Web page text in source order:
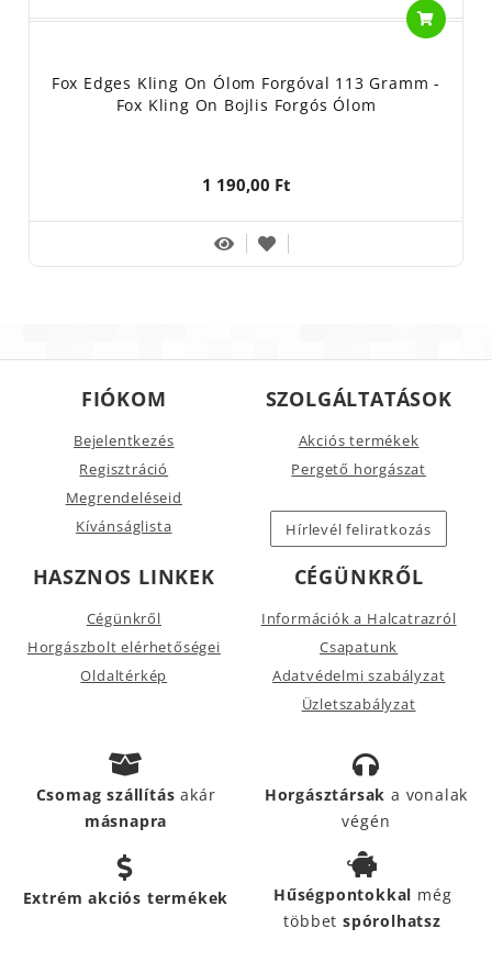
Fox Edges Kling On Ólom Forgóval 113 Gramm -
Fox Kling On Bojlis Forgós Ólom
1 190,00 Ft
FIÓKOM
Bejelentkezés
Regisztráció
Megrendeléseid
Kívánságlista
SZOLGÁLTATÁSOK
Akciós termékek
Pergető horgászat
Hírlevél feliratkozás
HASZNOS LINKEK
Cégünkről
Horgászbolt elérhetőségei
Oldaltérkép
CÉGÜNKRŐL
Információk a Halcatrazról
Csapatunk
Adatvédelmi szabályzat
Üzletszabályzat
Csomag szállításakár
másnapra
Horgásztársak a vonalak
végén
Extrém akciós termékek Hűségpontokkal még
többetspórolhatsz